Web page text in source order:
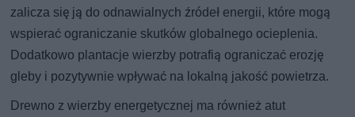
zalicza się ją do odnawialnych źródeł energii, które mogą
wspierać ograniczanie skutków globalnego ocieplenia.
Dodatkowo plantacje wierzby potrafią ograniczać erozję
gleby i pozytywnie wpływać na lokalną jakość powietrza.
Drewno z wierzby energetycznej ma również atut